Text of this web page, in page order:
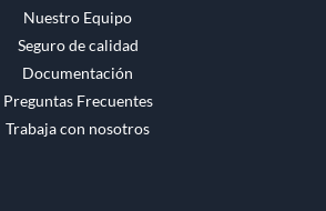
Nuestro Equipo
Seguro de calidad
Documentación
Preguntas Frecuentes
Trabaja con nosotros